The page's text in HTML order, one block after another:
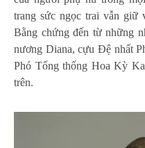
trang sức ngọc trai vẫn giữ
Bằng chứng đến từ những
nương Diana, cựu Đệ nhất
Phó Tổng thống Hoa Kỳ
trên.